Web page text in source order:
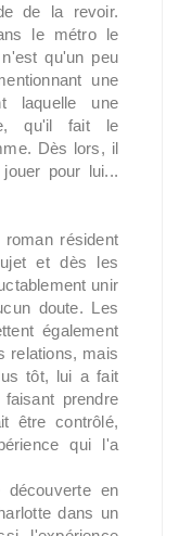
de la revoir.
le métro le
qu'un peu
une
laquelle une
qu'il fait le
Dès lors, il
pour lui...
résident
et dès les
unir
doute. Les
également
relations, mais
tôt, lui a fait
prendre
être contrôlé,
qui l'a
en
dans un